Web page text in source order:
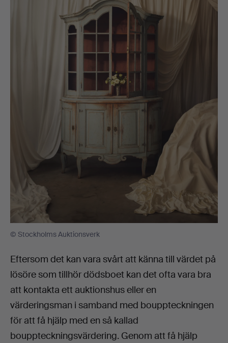
© Stockholms Auktionsverk
Eftersom det kan vara svårt att känna till värdet på
lösöre som tillhör dödsboet kan det ofta vara bra
att kontakta ett auktionshus eller en
värderingsman i samband med bouppteckningen
för att få hjälp med en så kallad
bouppteckningsvärdering. Genom att få hjälp